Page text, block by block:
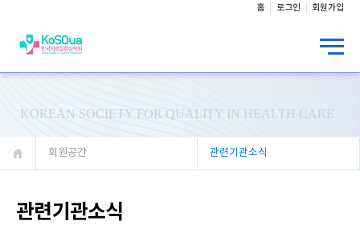
홈 로그인 회원가입
KOREAN SOCIETY FOR QUALITY IN HEALTH CARE
회원공간 관련기관소식
관련기관소식